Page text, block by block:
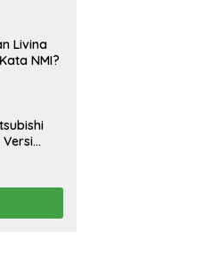
Livina
NMI?
Versi